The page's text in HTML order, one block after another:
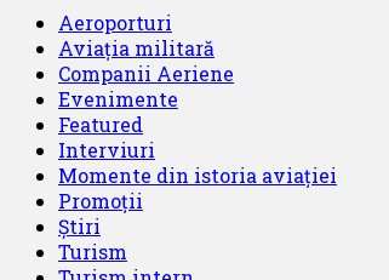
Aeroporturi
Aviația militară
Companii Aeriene
Evenimente
Featured
Interviuri
Momente din istoria aviației
Promoții
Știri
Turism